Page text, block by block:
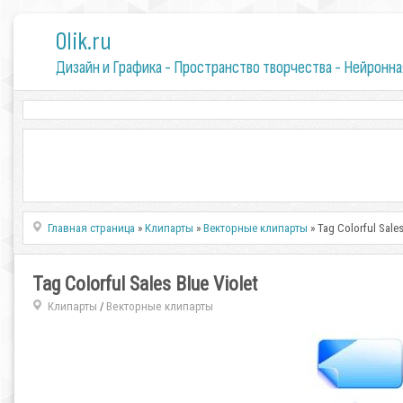
0lik.ru
Дизайн и Графика - Пространство творчества -
Главная страница »Клипарты »Векторные клипарты » Tag Colorful
Tag Colorful Sales Blue Violet
Клипарты / Векторные клипарты